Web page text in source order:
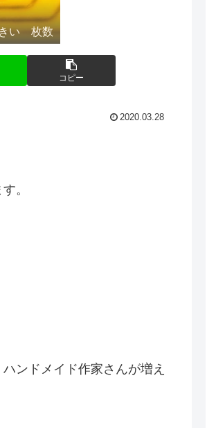
きい 枚数
コピー
2020.03.28
。
ンドメイド作家さんが増え